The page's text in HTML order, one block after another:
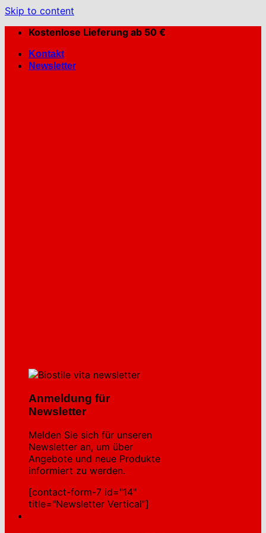
Skip to content
Kostenlose Lieferung ab 50 €
Kontakt
Newsletter
Anmeldung für
Newsletter
Melden Sie sich für unseren
Newsletter an, um über
Angebote und neue Produkte
informiert zu werden.
[contact-form-7 id="14"
title="Newsletter Vertical"]